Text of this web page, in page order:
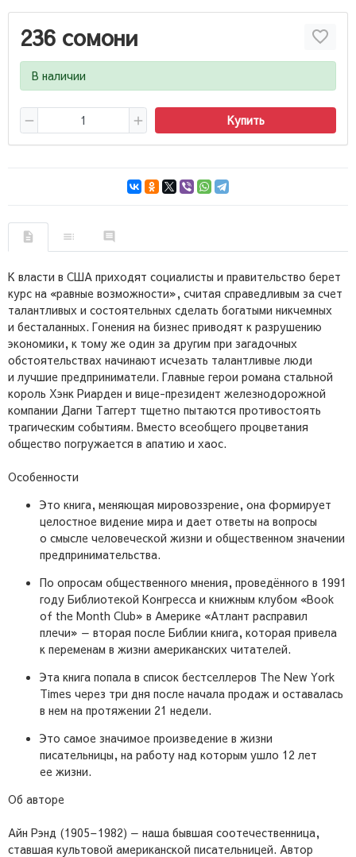
236 сомони
В наличии
Купить
К власти в США приходят социалисты и правительство берет
курс на «равные возможности», считая справедливым за счет
талантливых и состоятельных сделать богатыми никчемных
и бесталанных. Гонения на бизнес приводят к разрушению
экономики, к тому же один за другим при загадочных
обстоятельствах начинают исчезать талантливые люди
и лучшие предприниматели. Главные герои романа стальной
король Хэнк Риарден и вице-президент железнодорожной
компании Дагни Таггерт тщетно пытаются противостоять
трагическим событиям. Вместо всеобщего процветания
общество погружается в апатию и хаос.
Особенности
Это книга, меняющая мировоззрение, она формирует
целостное видение мира и дает ответы на вопросы
о смысле человеческой жизни и общественном значении
предпринимательства.
По опросам общественного мнения, проведённого в 1991
году Библиотекой Конгресса и книжным клубом «Book
of the Month Club» в Америке «Атлант расправил
плечи» — вторая после Библии книга, которая привела
к переменам в жизни американских читателей.
Эта книга попала в список бестселлеров The New York
Times через три дня после начала продаж и оставалась
в нем на протяжении 21 недели.
Это самое значимое произведение в жизни
писательницы, на работу над которым ушло 12 лет
ее жизни.
Об авторе
Айн Рэнд (1905–1982) — наша бывшая соотечественница,
ставшая культовой американской писательницей. Автор